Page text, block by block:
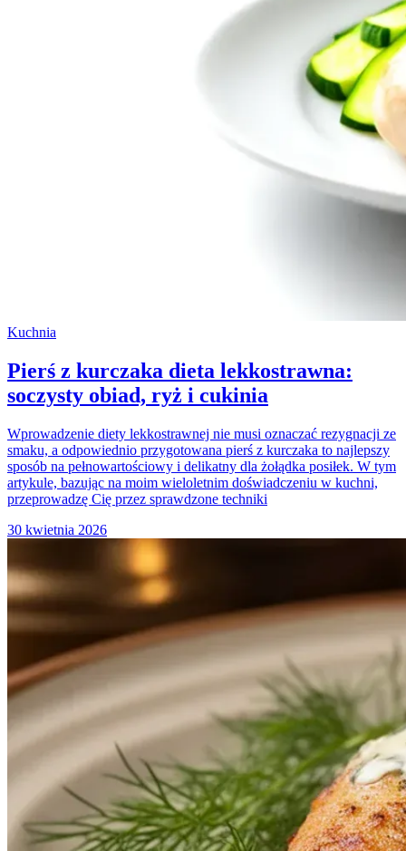
Kuchnia
Pierś z kurczaka dieta lekkostrawna:
soczysty obiad, ryż i cukinia
Wprowadzenie diety lekkostrawnej nie musi oznaczać rezygnacji ze
smaku, a odpowiednio przygotowana pierś z kurczaka to najlepszy
sposób na pełnowartościowy i delikatny dla żołądka posiłek. W tym
artykule, bazując na moim wieloletnim doświadczeniu w kuchni,
przeprowadzę Cię przez sprawdzone techniki
30 kwietnia 2026